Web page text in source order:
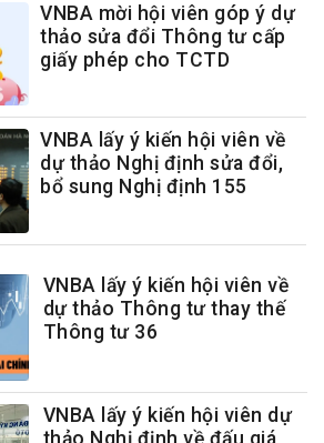
VNBA mời hội viên góp ý dự
thảo sửa đổi Thông tư cấp
giấy phép cho TCTD
VNBA lấy ý kiến hội viên về
dự thảo Nghị định sửa đổi,
bổ sung Nghị định 155
VNBA lấy ý kiến hội viên về
dự thảo Thông tư thay thế
Thông tư 36
VNBA lấy ý kiến hội viên dự
thảo Nghị định về đấu giá